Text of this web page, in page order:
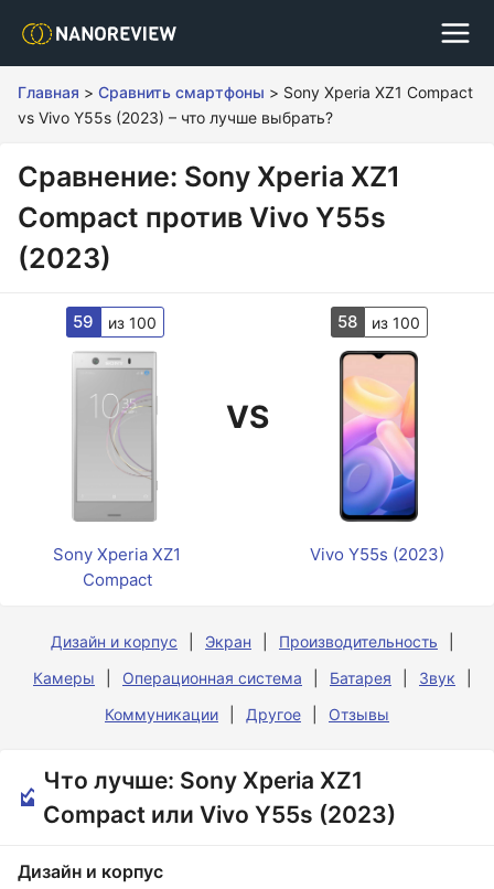
Главная > Сравнить смартфоны > Sony Xperia XZ1 Compact
vs Vivo Y55s (2023) – что лучше выбрать?
Сравнение: Sony Xperia XZ1
Compact против Vivo Y55s
(2023)
59 из 100
VS
58 из 100
Sony Xperia XZ1
Compact
Vivo Y55s (2023)
Дизайн и корпус Экран
Производительность
Камеры
Операционная система Батарея
Звук
Коммуникации
Другое Отзывы
Что лучше: Sony Xperia XZ1
Compact или Vivo Y55s (2023)
Дизайн и корпус